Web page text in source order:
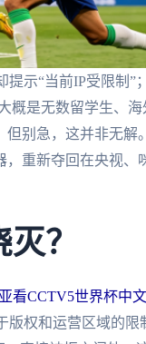
示“当前IP受限制”
概是无数留学生、
别急，这并非无解
重新夺回在央视、
？
看CCTV5世界杯中
版权和运营区域的限